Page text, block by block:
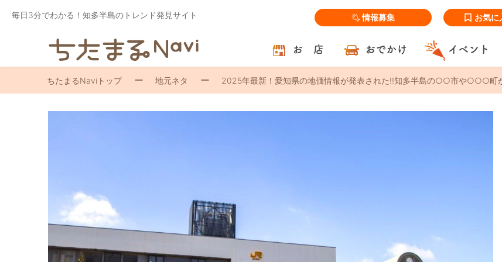
毎日3分でわかる！知多半島のトレンド発見サイト 情報募集 お気に
お 店 おでかけ イベント
ちたまるNaviトップ 地元ネタ 2025年最新！愛知県の地価情報が発表された!!知多半島の○○市や○○○町